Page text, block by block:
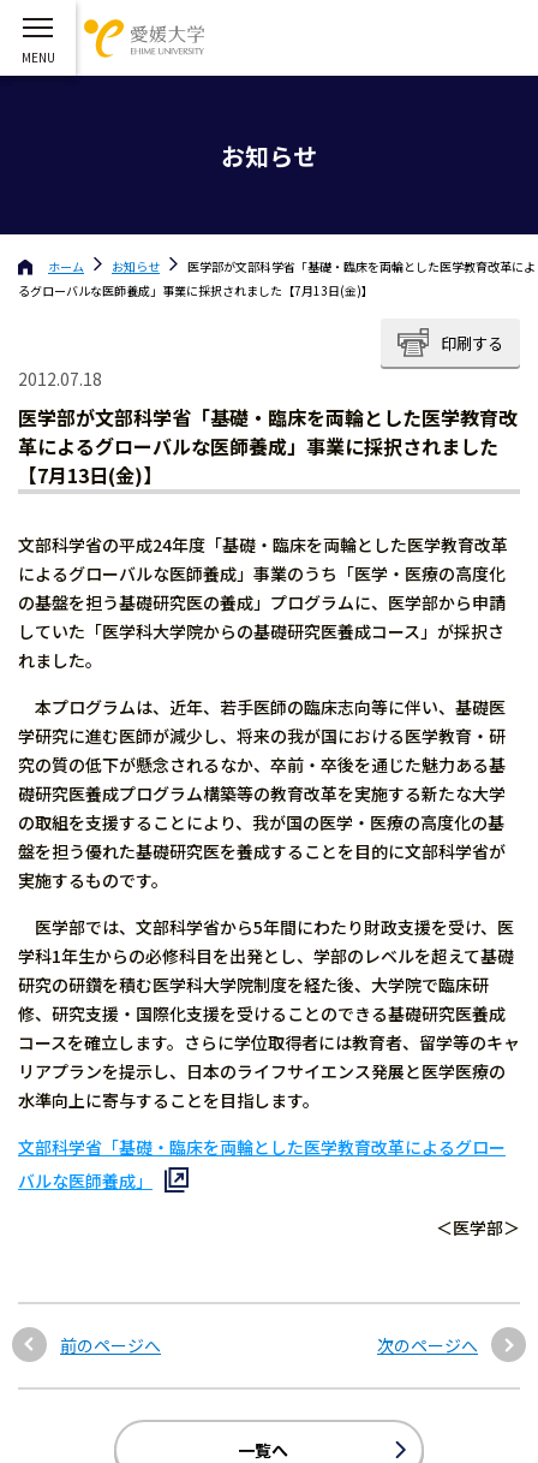
お知らせ
ホーム お知らせ
医学部が文部科学省「基礎・臨床を両輪とした医学教育改革によ
るグローバルな医師養成」事業に採択されました【7月13日(金)】
印刷する
2012.07.18
医学部が文部科学省「基礎・臨床を両輪とした医学教育改
革によるグローバルな医師養成」事業に採択されました
【7月13日(金)】
文部科学省の平成24年度「基礎・臨床を両輪とした医学教育改革
によるグローバルな医師養成」事業のうち「医学・医療の高度化
の基盤を担う基礎研究医の養成」プログラムに、医学部から申請
していた「医学科大学院からの基礎研究医養成コース」が採択さ
れました。
本プログラムは、近年、若手医師の臨床志向等に伴い、基礎医
学研究に進む医師が減少し、将来の我が国における医学教育・研
究の質の低下が懸念されるなか、卒前・卒後を通じた魅力ある基
礎研究医養成プログラム構築等の教育改革を実施する新たな大学
の取組を支援することにより、我が国の医学・医療の高度化の基
盤を担う優れた基礎研究医を養成することを目的に文部科学省が
実施するものです。
医学部では、文部科学省から5年間にわたり財政支援を受け、医
学科1年生からの必修科目を出発とし、学部のレベルを超えて基礎
研究の研鑽を積む医学科大学院制度を経た後、大学院で臨床研
修、研究支援・国際化支援を受けることのできる基礎研究医養成
コースを確立します。さらに学位取得者には教育者、留学等のキャ
リアプランを提示し、日本のライフサイエンス発展と医学医療の
水準向上に寄与することを目指します。
文部科学省「基礎・臨床を両輪とした医学教育改革によるグロー
バルな医師養成」
＜医学部＞
前のページへ 次のページへ
一覧へ